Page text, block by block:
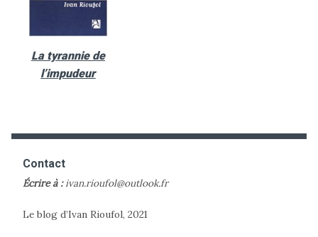
La tyrannie de
l’impudeur
Contact
Écrire à :ivan.rioufol@outlook.fr
Le blog d’Ivan Rioufol, 2021